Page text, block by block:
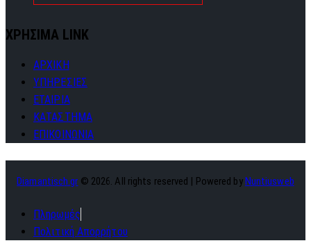
ΧΡΗΣΙΜΑ LINK
ΑΡΧΙΚΗ
ΥΠΗΡΕΣΙΕΣ
ΕΤΑΙΡΙΑ
ΚΑΤΑΣΤΗΜΑ
ΕΠΙΚΟΙΝΩΝΙΑ
Diamantisch.gr © 2026. All rights reserved | Powered by Nuntiusweb
Πληρωμές
Πολιτική Απορρήτου